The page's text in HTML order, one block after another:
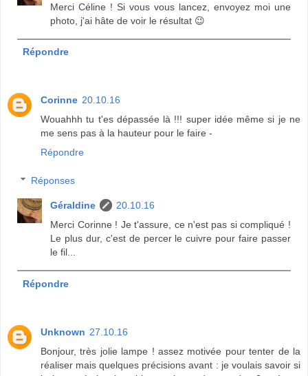
Merci Céline ! Si vous vous lancez, envoyez moi une
photo, j'ai hâte de voir le résultat 😉
Répondre
Corinne 20.10.16
Wouahhh tu t'es dépassée là !!! super idée même si je ne
me sens pas à la hauteur pour le faire -
Répondre
Réponses
Géraldine
20.10.16
Merci Corinne ! Je t'assure, ce n'est pas si compliqué !
Le plus dur, c'est de percer le cuivre pour faire passer
le fil...
Répondre
Unknown 27.10.16
Bonjour, très jolie lampe ! assez motivée pour tenter de la
réaliser mais quelques précisions avant : je voulais savoir si